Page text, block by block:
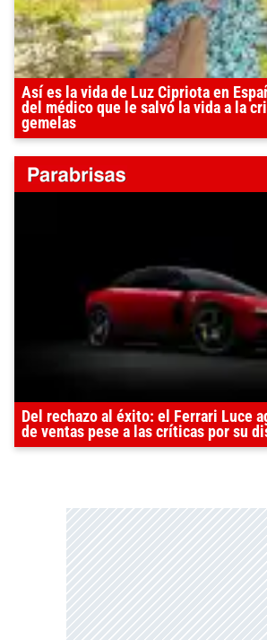
Así es la vida de Luz Cipriota en
del médico que le salvó la vida a la
gemelas
Del rechazo al éxito: el Ferrari Luce
de ventas pese a las críticas por su